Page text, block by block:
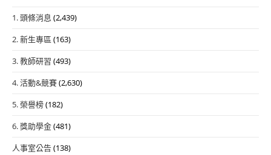
1. 頭條消息 (2,439)
2. 新生專區 (163)
3. 教師研習 (493)
4. 活動&競賽(2,630)
5. 榮譽榜(182)
6. 獎助學金(481)
人事室公告(138)